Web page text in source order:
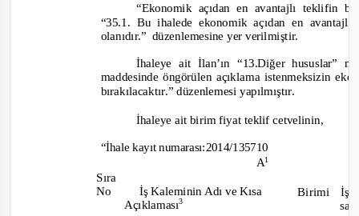
“Ekonomik açıdan en avantajlı teklifin
“35.1. Bu ihalede ekonomik açıdan en
olanıdır.” düzenlemesine yer verilmiştir.
İhaleye ait İlan’ın “13.Diğer hususlar”
maddesinde öngörülen açıklama istenmeksizin
bırakılacaktır.” düzenlemesi yapılmıştır.
İhaleye ait birim fiyat teklif cetvelinin,
“İhale kayıt numarası:2014/135710
A1
Sıra
No
Birimi
İş Kaleminin Adı ve Kısa
Açıklaması3